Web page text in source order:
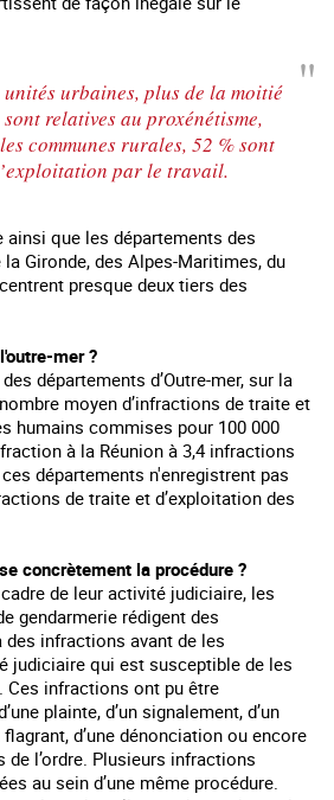
urbaines, plus de la moitié
relatives au proxénétisme,
communes rurales, 52 % sont
par le travail.
ainsi que les départements des
la Gironde, des Alpes-Maritimes, du
presque deux tiers des
mer ?
départements d’Outre-mer, sur la
moyen d’infractions de traite et
humains commises pour 100 000
à la Réunion à 3,4 infractions
départements n'enregistrent pas
de traite et d’exploitation des
concrètement la procédure ?
de leur activité judiciaire, les
gendarmerie rédigent des
des infractions avant de les
judiciaire qui est susceptible de les
Ces infractions ont pu être
plainte, d’un signalement, d’un
d’une dénonciation ou encore
de l’ordre. Plusieurs infractions
au sein d’une même procédure.